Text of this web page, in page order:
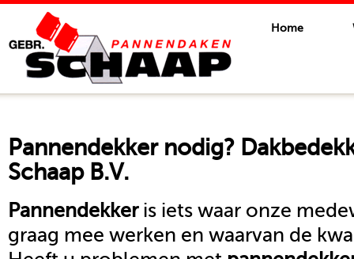
Home
Pannendekkernodig?
Schaap B.V.
Pannendekkeris iets waar onze
graag mee werken en waarvan de